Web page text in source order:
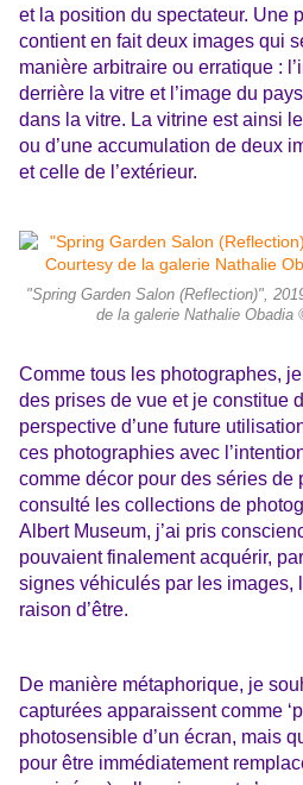
et la position du spectateur. Une
contient en fait deux images qui
manière arbitraire ou erratique :
derrière la vitre et l’image du
dans la vitre. La vitrine est ainsi
ou d’une accumulation de deux
et celle de l’extérieur.
"Spring Garden Salon (Reflection)",
de la galerie Nathalie
Comme tous les photographes,
des prises de vue et je constitue
perspective d’une future
ces photographies avec
comme décor pour des séries de
consulté les collections de
Albert Museum, j’ai pris
pouvaient finalement acquérir,
signes véhiculés par les images,
raison d’être.
De manière métaphorique, je
capturées apparaissent comme
photosensible d’un écran, mais
pour être immédiatement